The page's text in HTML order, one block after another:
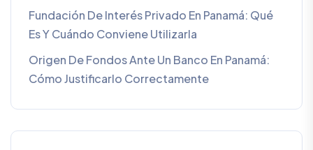
Fundación De Interés Privado En Panamá: Qué
Es Y Cuándo Conviene Utilizarla
Origen De Fondos Ante Un Banco En Panamá:
Cómo Justificarlo Correctamente